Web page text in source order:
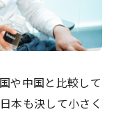
や中国と比較して
本も決して小さく